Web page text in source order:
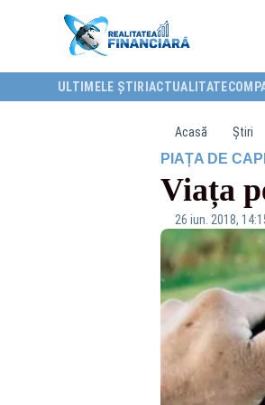
ULTIMELE ȘTIRI ACTUALITATE
Acasă Știri
PIAȚA DE
Viața
26 iun. 2018,